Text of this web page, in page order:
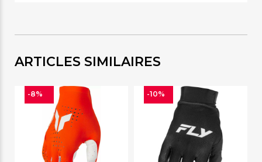
ARTICLES SIMILAIRES
-8% -10%